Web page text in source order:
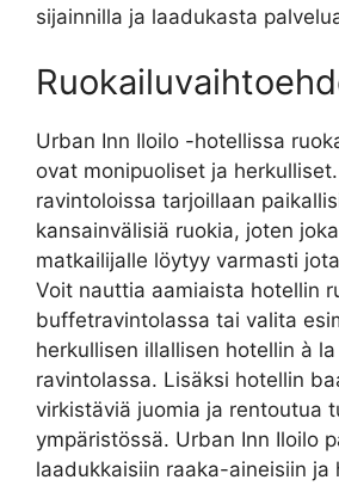
sijainnilla ja laadukasta
Urban Inn Iloilo -hotellissa
ovat monipuoliset ja
ravintoloissa tarjoillaan
kansainvälisiä ruokia, joten
matkailijalle löytyy varmasti
Voit nauttia aamiaista hotellin
buffetravintolassa tai valita
herkullisen illallisen hotellin à
ravintolassa. Lisäksi hotellin
virkistäviä juomia ja rentoutua
ympäristössä. Urban Inn Iloilo
laadukkaisiin raaka-aineisiin ja